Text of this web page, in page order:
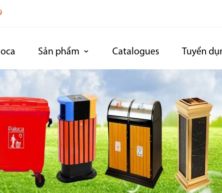
Sản phẩm Catalogues Tuyển